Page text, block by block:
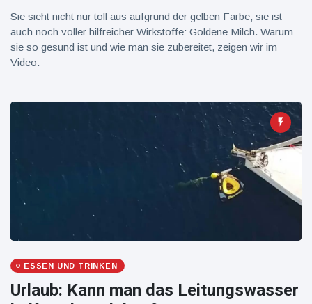
Sie sieht nicht nur toll aus aufgrund der gelben Farbe, sie ist
auch noch voller hilfreicher Wirkstoffe: Goldene Milch. Warum
sie so gesund ist und wie man sie zubereitet, zeigen wir im
Video.
ESSEN UND TRINKEN
Urlaub: Kann man das Leitungswasser